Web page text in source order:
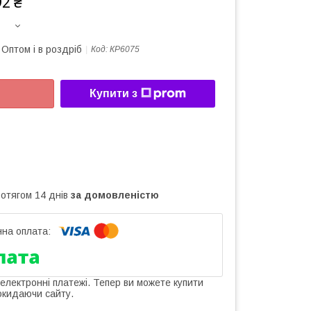
Оптом і в роздріб Код: КР6075
Купити з
14 днів за домовленістю
платежі. Тепер ви можете купити
сайту.